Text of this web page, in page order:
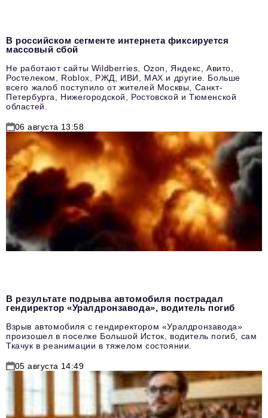
В российском сегменте интернета фиксируется
массовый сбой
Не работают сайты Wildberries, Ozon, Яндекс, Авито,
Ростелеком, Roblox, РЖД, ИВИ, MAX и другие. Больше
всего жалоб поступило от жителей Москвы, Санкт-
Петербурга, Нижегородской, Ростовской и Тюменской
областей.
06 августа 13:58
В результате подрыва автомобиля пострадал
гендиректор «Уралдронзавода», водитель погиб
Взрыв автомобиля с гендиректором «Уралдронзавода»
произошел в поселке Большой Исток, водитель погиб, сам
Ткачук в реанимации в тяжелом состоянии.
05 августа 14:49